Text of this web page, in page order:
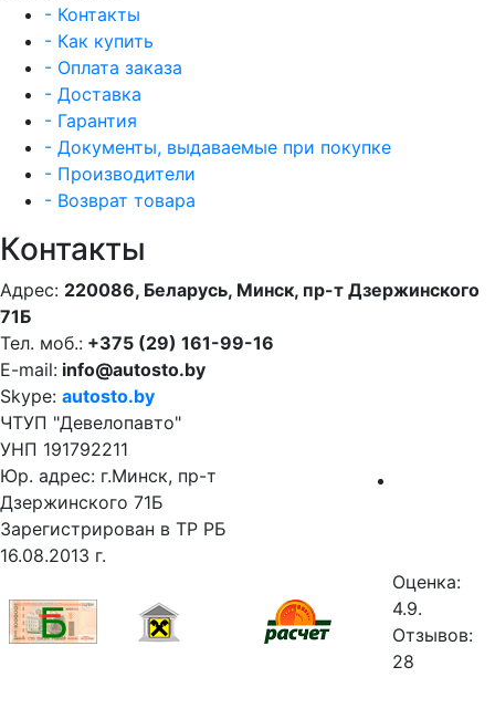
- Контакты
- Как купить
- Оплата заказа
- Доставка
- Гарантия
- Документы, выдаваемые при покупке
- Производители
- Возврат товара
Контакты
Адрес: 220086, Беларусь, Минск, пр-т Дзержинского
71Б
Тел. моб.: +375 (29) 161-99-16
E-mail: info@autosto.by
Skype: autosto.by
ЧТУП "Девелопавто"
УНП 191792211
Юр. адрес: г.Минск, пр-т
Дзержинского 71Б
Зарегистрирован в ТР РБ
16.08.2013 г.
Оценка:
4.9.
Отзывов:
28